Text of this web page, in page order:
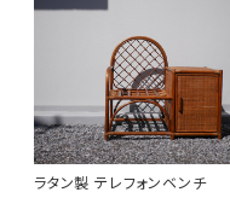
ラタン製 テレフォンベンチ